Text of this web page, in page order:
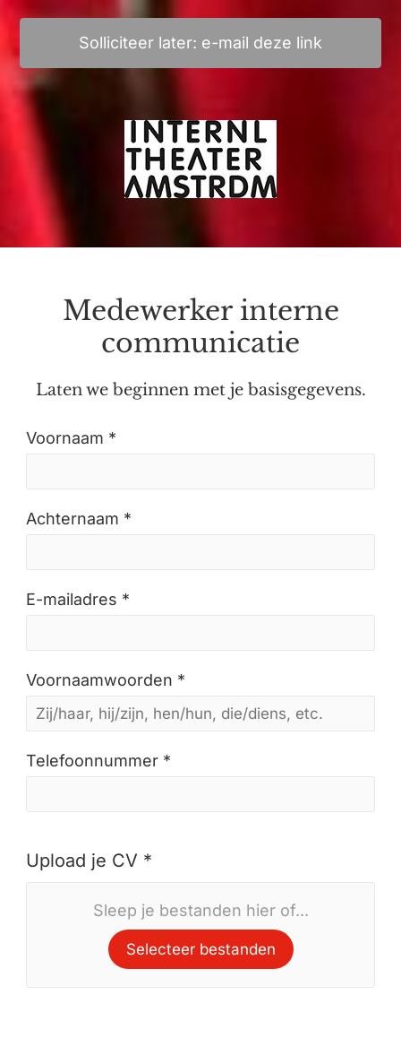
Solliciteer later: e-mail deze link
Medewerker interne
communicatie
Laten we beginnen met je basisgegevens.
Voornaam *
Achternaam *
E-mailadres *
Voornaamwoorden *
Telefoonnummer *
Upload je CV *
Sleep je bestanden hier of...
Selecteer bestanden